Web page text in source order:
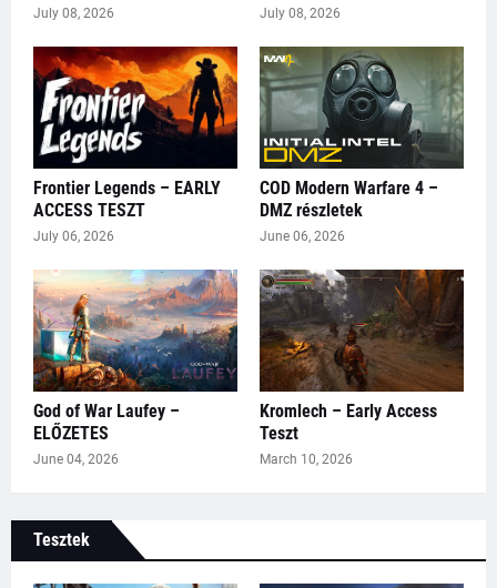
July 08, 2026 July 08, 2026
Frontier Legends – EARLY
ACCESS TESZT
July 06, 2026
COD Modern Warfare 4 –
DMZ részletek
June 06, 2026
God of War Laufey –
ELŐZETES
June 04, 2026
Kromlech – Early Access
Teszt
March 10, 2026
Tesztek